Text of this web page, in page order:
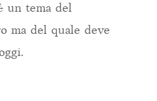
un tema del
ma del quale deve